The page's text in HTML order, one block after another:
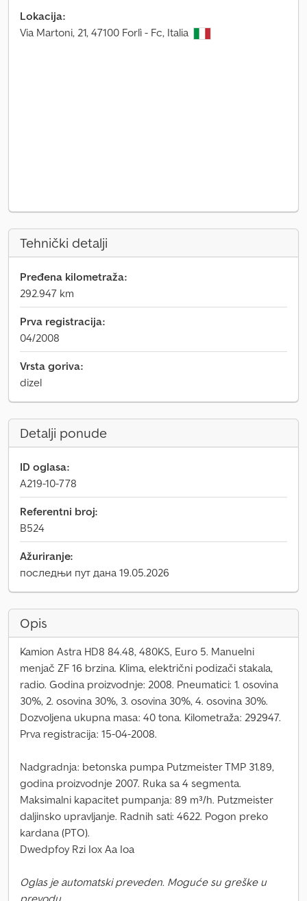
Lokacija:
Via Martoni, 21, 47100 Forlì - Fc, Italia
Tehnički detalji
Pređena kilometraža:
292.947 km
Prva registracija:
04/2008
Vrsta goriva:
dizel
Detalji ponude
ID oglasa:
A219-10-778
Referentni broj:
B524
Ažuriranje:
последњи пут дана 19.05.2026
Opis
Kamion Astra HD8 84.48, 480KS, Euro 5. Manuelni
menjač ZF 16 brzina. Klima, električni podizači stakala,
radio. Godina proizvodnje: 2008. Pneumatici: 1. osovina
30%, 2. osovina 30%, 3. osovina 30%, 4. osovina 30%.
Dozvoljena ukupna masa: 40 tona. Kilometraža: 292947.
Prva registracija: 15-04-2008.
Nadgradnja: betonska pumpa Putzmeister TMP 31.89,
godina proizvodnje 2007. Ruka sa 4 segmenta.
Maksimalni kapacitet pumpanja: 89 m³/h. Putzmeister
daljinsko upravljanje. Radnih sati: 4622. Pogon preko
kardana (PTO).
Dwedpfoy Rzi Iox Aa Ioa
Oglas je automatski preveden. Moguće su greške u
prevodu.